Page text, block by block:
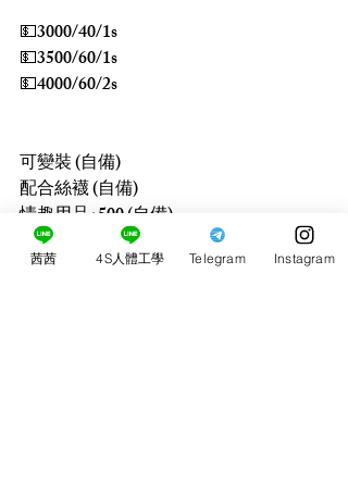
💵3000/40/1s
💵3500/60/1s
💵4000/60/2s
可變裝 (自備)
配合絲襪 (自備)
情趣用品+500 (自備)
艷舞秀+500
口爆+500
茜茜 4S人體工學 Telegram Instagram